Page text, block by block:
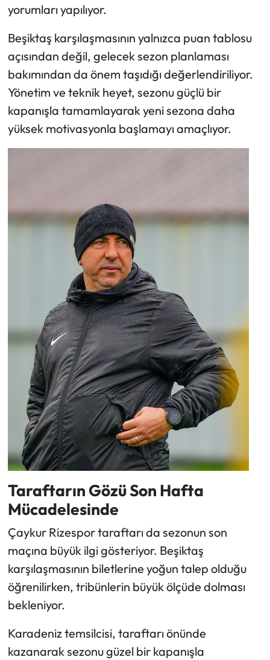
yorumları yapılıyor.
Beşiktaş karşılaşmasının yalnızca puan tablosu
açısından değil, gelecek sezon planlaması
bakımından da önem taşıdığı değerlendiriliyor.
Yönetim ve teknik heyet, sezonu güçlü bir
kapanışla tamamlayarak yeni sezona daha
yüksek motivasyonla başlamayı amaçlıyor.
Taraftarın Gözü Son Hafta
Mücadelesinde
Çaykur Rizespor taraftarı da sezonun son
maçına büyük ilgi gösteriyor. Beşiktaş
karşılaşmasının biletlerine yoğun talep olduğu
öğrenilirken, tribünlerin büyük ölçüde dolması
bekleniyor.
Karadeniz temsilcisi, taraftarı önünde
kazanarak sezonu güzel bir kapanışla